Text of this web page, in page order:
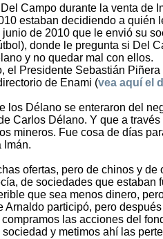
Campo durante la venta de
estaban decidiendo a quién
de 2010 que le envió su
donde le pregunta si Del
y no quedar mal con ellos.
el Presidente Sebastián
de Enami (vea aquí el
los Délano se enteraron del
Carlos Délano. Y que a
mineros. Fue cosa de días
Imán.
ofertas, pero de chinos y
de sociedades que estaban
que sea menos dinero,
Arnaldo participó, pero
las acciones del
y metimos ahí las